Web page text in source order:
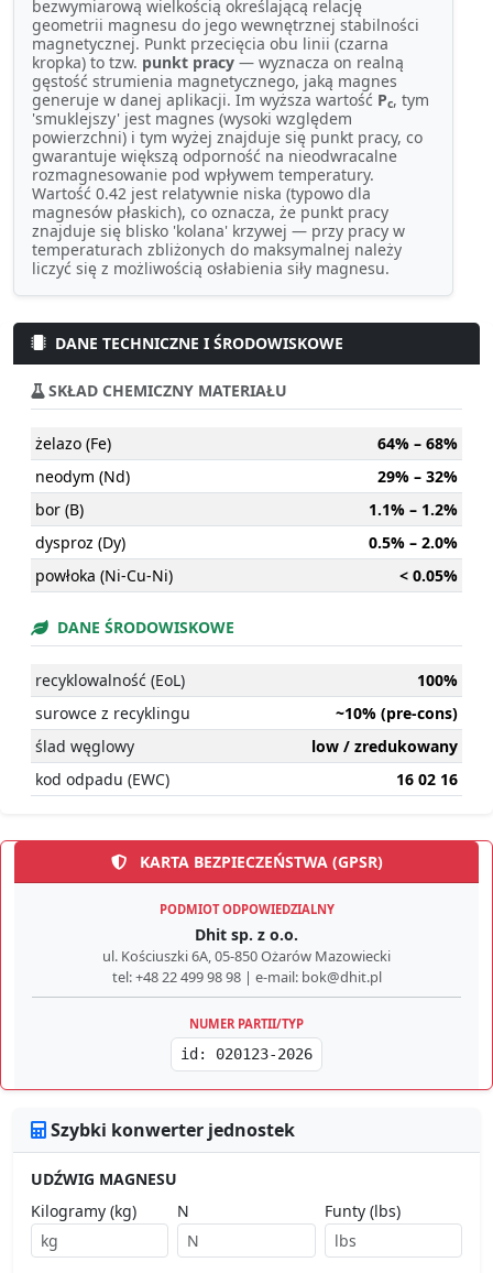
bezwymiarową wielkością określającą relację
geometrii magnesu do jego wewnętrznej stabilności
magnetycznej. Punkt przecięcia obu linii (czarna
kropka) to tzw. punkt pracy — wyznacza on realną
gęstość strumienia magnetycznego, jaką magnes
generuje w danej aplikacji. Im wyższa wartość Pc, tym
'smuklejszy' jest magnes (wysoki względem
powierzchni) i tym wyżej znajduje się punkt pracy, co
gwarantuje większą odporność na nieodwracalne
rozmagnesowanie pod wpływem temperatury.
Wartość 0.42 jest relatywnie niska (typowo dla
magnesów płaskich), co oznacza, że punkt pracy
znajduje się blisko 'kolana' krzywej — przy pracy w
temperaturach zbliżonych do maksymalnej należy
liczyć się z możliwością osłabienia siły magnesu.
DANE TECHNICZNE I ŚRODOWISKOWE
SKŁAD CHEMICZNY MATERIAŁU
żelazo (Fe)
64% – 68%
neodym (Nd)
29% – 32%
bor (B)
1.1% – 1.2%
dysproz (Dy)
0.5% – 2.0%
powłoka (Ni-Cu-Ni)
< 0.05%
DANE ŚRODOWISKOWE
recyklowalność (EoL)
100%
surowce z recyklingu
~10% (pre-cons)
ślad węglowy
low / zredukowany
kod odpadu (EWC)
16 02 16
KARTA BEZPIECZEŃSTWA (GPSR)
PODMIOT ODPOWIEDZIALNY
Dhit sp. z o.o.
ul. Kościuszki 6A, 05-850 Ożarów Mazowiecki
tel: +48 22 499 98 98 | e-mail: bok@dhit.pl
NUMER PARTII/TYP
id: 020123-2026
Szybki konwerter jednostek
UDŹWIG MAGNESU
Kilogramy (kg)
N Funty (lbs)